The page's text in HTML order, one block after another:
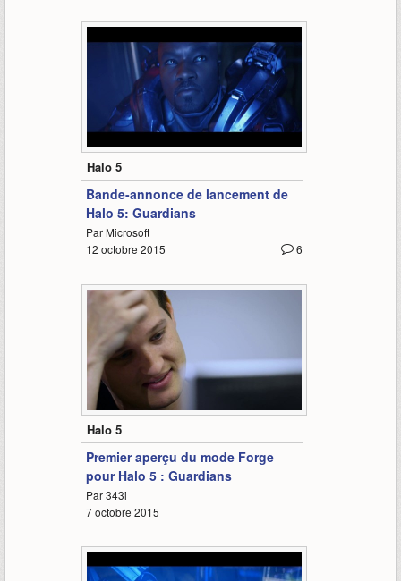
Halo 5
Bande-annonce de lancement de
Halo 5: Guardians
Par Microsoft
6
12 octobre 2015
Halo 5
Premier aperçu du mode Forge
pour Halo 5 : Guardians
Par 343i
7 octobre 2015